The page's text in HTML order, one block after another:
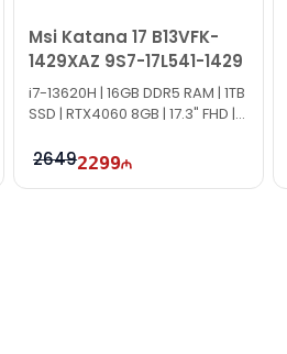
Msi Katana 17 B13VFK-
1429XAZ 9S7-17L541-1429
i7-13620H | 16GB DDR5 RAM | 1TB
SSD | RTX4060 8GB | 17.3" FHD |
26492299